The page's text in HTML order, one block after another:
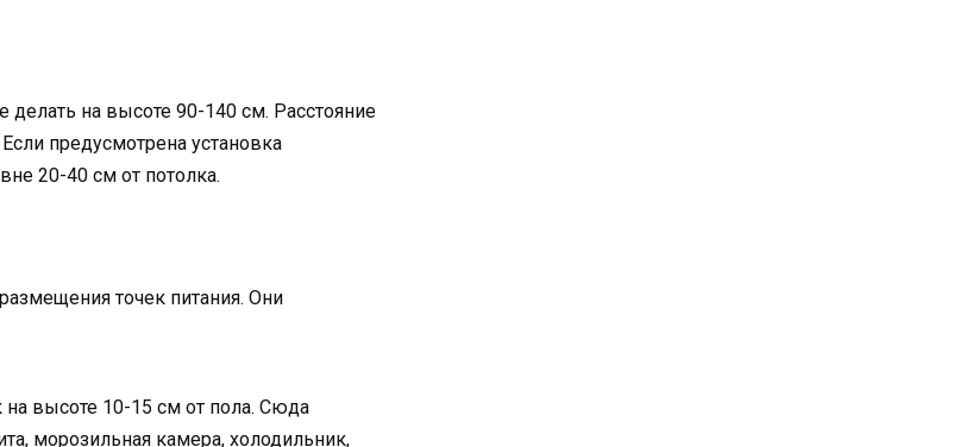
на высоте 90-140 см. Расстояние
предусмотрена установка
20-40 см от потолка.
точек питания. Они
высоте 10-15 см от пола. Сюда
морозильная камера, холодильник,